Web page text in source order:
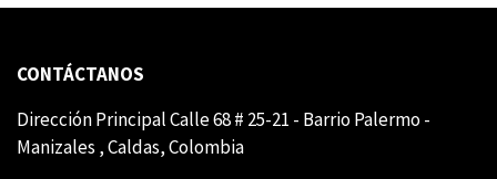
CONTÁCTANOS
Dirección Principal Calle 68 # 25-21 - Barrio Palermo -
Manizales , Caldas, Colombia